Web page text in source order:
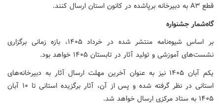
قطع A۳ به دبیرخانه برپاشده در کانون استان ارسال کنند.
گاه‌شمار جشنواره
بر اساس شیوه‌نامه منتشر شده در خرداد ۱۴۰۵، بازه زمانی برگزاری
نشست‌های آموزشی و تولید آثار در تابستان ۱۴۰۵ خواهد بود.
یکم آبان ۱۴۰۵ نیز به عنوان آخرین مهلت ارسال آثار به دبیرخانه‌های
استانی در نظر گرفته شده و پس از آن، آثار برگزیده استانی تا ۱۰ آبان
۱۴۰۵ به ستاد مرکزی ارسال خواهد شد.